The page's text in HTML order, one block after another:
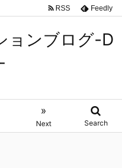
»
Next Search
RSS Feedly